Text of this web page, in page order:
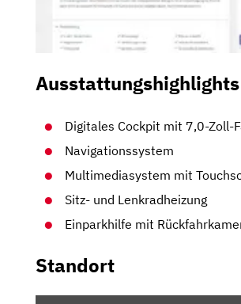
Ausstattungshighlights
Digitales Cockpit mit 7,0-Zoll-
Navigationssystem
Multimediasystem mit
Sitz- und Lenkradheizung
Einparkhilfe mit
Standort